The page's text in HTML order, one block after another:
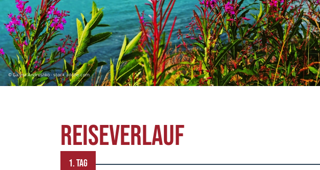
© Galyna Andrushko - stock.adobe.com
REISEVERLAUF
1. TAG